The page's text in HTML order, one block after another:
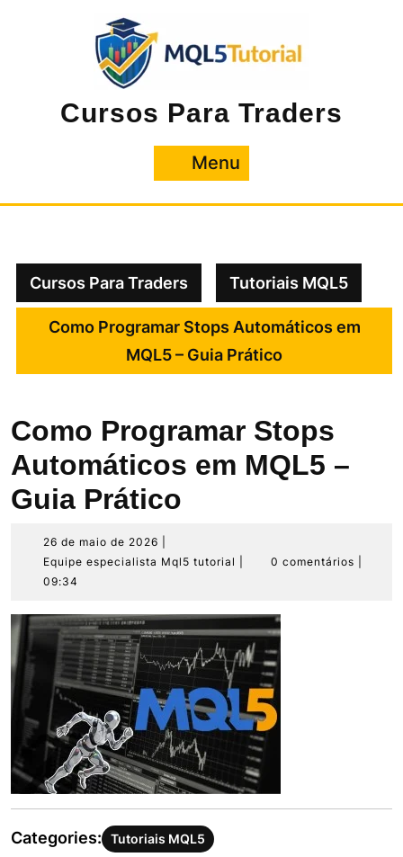
Cursos Para Traders
Menu
Cursos Para Traders Tutoriais MQL5
Como Programar Stops Automáticos em
MQL5 – Guia Prático
Como Programar Stops
Automáticos em MQL5 –
Guia Prático
26 de maio de 2026
de
2026
Equipe especialista Mql5 tutorial
Equipe
tutorial
0 comentários
09:34
Categories: Tutoriais MQL5